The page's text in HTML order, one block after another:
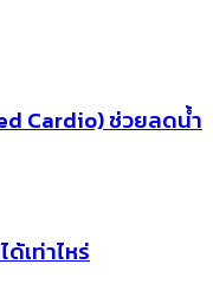
Cardio) ช่วยลดน้ำ
เท่าไหร่